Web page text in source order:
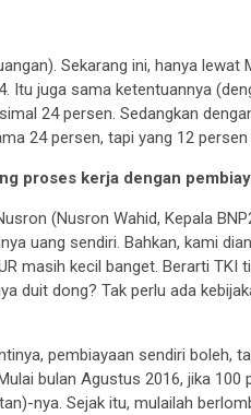
Sekarang ini, hanya lewat
Itu juga sama ketentuannya
24 persen. Sedangkan
24 persen, tapi yang 12
proses kerja dengan
(Nusron Wahid, Kepala
uang sendiri. Bahkan, kami
masih kecil banget. Berarti TKI
duit dong? Tak perlu ada
pembiayaan sendiri boleh,
bulan Agustus 2016, jika 100
nya. Sejak itu, mulailah